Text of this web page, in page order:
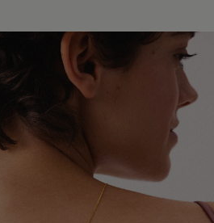
Polska). Szacowany czas
do 20 dni roboczych.
dotyczące dostępnych krajów,
terminów dostawy
aby Twoje zamówienie
najszybciej - niezależnie od
ulic dalej, czy na drugi koniec
wysyłanych do Wielkiej Brytanii i
element stylizacji.
z detergentami,
preparatami leczniczymi
które mogą wpływać na trwałość
kąpielą, snem, uprawianiem
prac domowych. Pozwoli to
odkształceń i utraty